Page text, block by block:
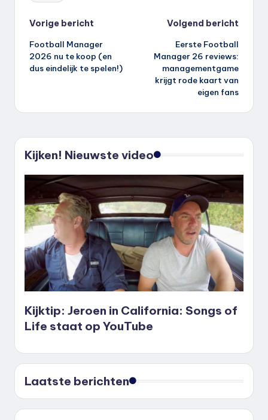
Bericht
navigatie
Vorige bericht
Football Manager
2026 nu te koop (en
dus eindelijk te spelen!)
Volgend bericht
Eerste Football
Manager 26 reviews:
managementgame
krijgt rode kaart van
eigen fans
Kijken! Nieuwste video
Kijktip: Jeroen in California: Songs of
Life staat op YouTube
Laatste berichten